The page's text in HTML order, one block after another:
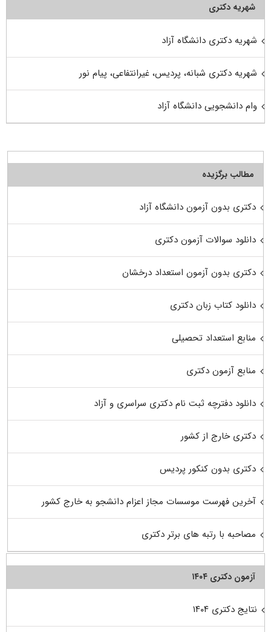
شهریه دکتری
شهریه دکتری دانشگاه آزاد
شهریه دکتری شبانه، پردیس، غیرانتفاعی، پیام نور
وام دانشجویی دانشگاه آزاد
مطالب برگزیده
دکتری بدون آزمون دانشگاه آزاد
دانلود سوالات آزمون دکتری
دکتری بدون آزمون استعداد درخشان
دانلود کتاب زبان دکتری
منابع استعداد تحصیلی
منابع آزمون دکتری
دانلود دفترچه ثبت نام دکتری سراسری و آزاد
دکتری خارج از کشور
دکتری بدون کنکور پردیس
آخرین فهرست موسسات مجاز اعزام دانشجو به خارج کشور
مصاحبه با رتبه های برتر دکتری
آزمون دکتری ۱۴۰۴
نتایج دکتری ۱۴۰۴